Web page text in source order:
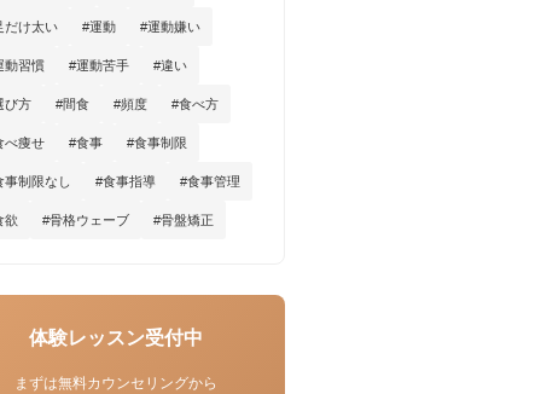
だけ太い #運動 #運動嫌い
動習慣 #運動苦手 #違い
び方 #間食 #頻度 #食べ方
べ痩せ #食事 #食事制限
事制限なし #食事指導 #食事管理
欲 #骨格ウェーブ #骨盤矯正
体験レッスン受付中
まずは無料カウンセリングから